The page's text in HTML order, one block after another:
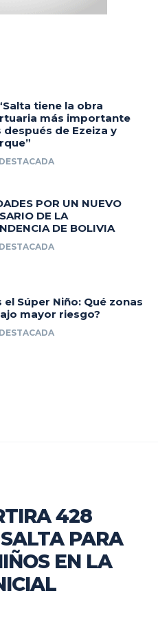
tiene la obra
más importante
después de Ezeiza y
POR UN NUEVO
DE LA
DE BOLIVIA
el Súper Niño: Qué zonas
mayor riesgo?